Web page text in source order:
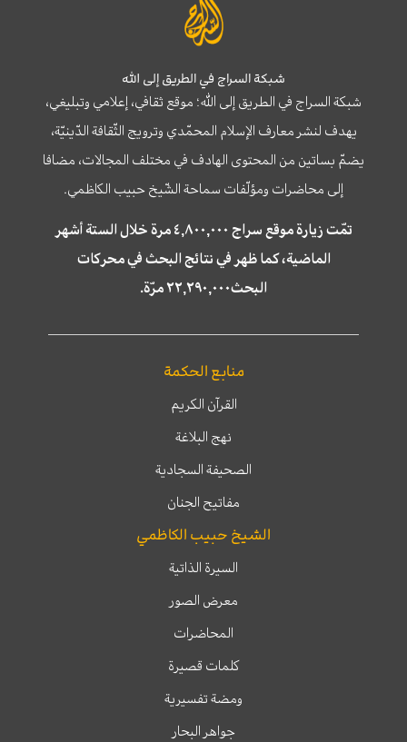
شبكة السراج في الطريق إلى الله
شبكة السراج في الطريق إلى الله؛ موقع ثقافي، إعلامي وتبليغي،
يهدف لنشر معارف الإسلام المحمّدي وترويج الثّقافة الدّينيّة،
يضمّ بساتين من المحتوى الهادف في مختلف المجالات، مضافا
إلى محاضرات ومؤلّفات سماحة الشّيخ حبيب الكاظمي.
تمّت زيارة موقع سراج ٤,٨٠٠,٠٠٠ مرة خلال الستة أشهر
الماضية، كما ظهر في نتائج البحث في محركات
البحث٢٢,٢٩٠,٠٠٠ مرّة.
منابع الحكمة
القرآن الكريم
نهج البلاغة
الصحيفة السجادية
مفاتيح الجنان
الشيخ حبيب الكاظمي
السيرة الذاتية
معرض الصور
المحاضرات
كلمات قصيرة
ومضة تفسيرية
جواهر البحار